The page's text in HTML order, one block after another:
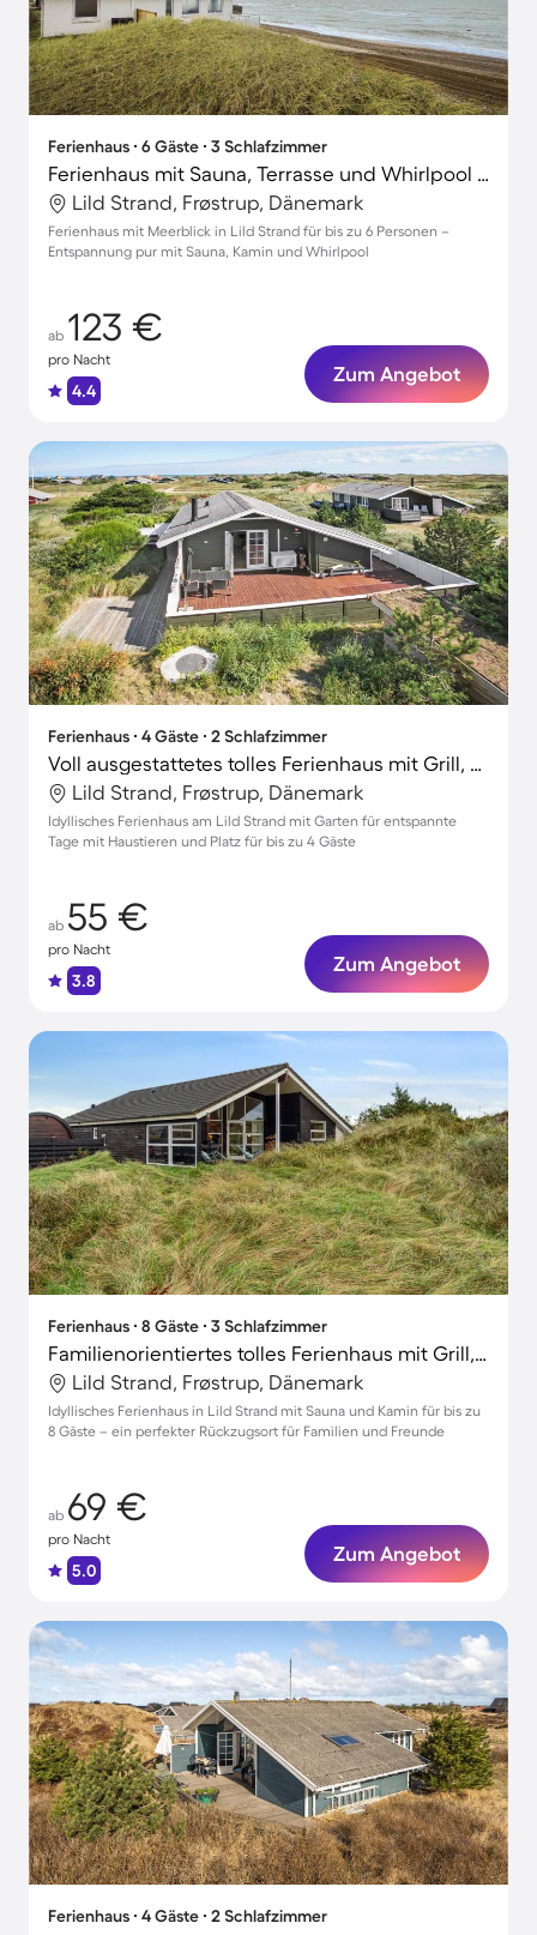
Ferienhaus ∙ 6 Gäste ∙ 3 Schlafzimmer
Ferienhaus mit Sauna, Terrasse und Whirlpool | Meerblick | Neben dem Strand
Lild Strand, Frøstrup, Dänemark
Ferienhaus mit Meerblick in Lild Strand für bis zu 6 Personen –
Entspannung pur mit Sauna, Kamin und Whirlpool
ab 123 €
pro Nacht
4.4
Zum Angebot
Ferienhaus ∙ 4 Gäste ∙ 2 Schlafzimmer
Voll ausgestattetes tolles Ferienhaus mit Grill, Garten und Terrasse | Haustiere sind willkommen
Lild Strand, Frøstrup, Dänemark
Idyllisches Ferienhaus am Lild Strand mit Garten für entspannte
Tage mit Haustieren und Platz für bis zu 4 Gäste
ab 55 €
pro Nacht
3.8
Zum Angebot
Ferienhaus ∙ 8 Gäste ∙ 3 Schlafzimmer
Familienorientiertes tolles Ferienhaus mit Grill, Terrasse und Sauna | Strand in der Nähe | Haustiere sind willkommen
Lild Strand, Frøstrup, Dänemark
Idyllisches Ferienhaus in Lild Strand mit Sauna und Kamin für bis zu
8 Gäste – ein perfekter Rückzugsort für Familien und Freunde
ab 69 €
pro Nacht
5.0
Zum Angebot
Ferienhaus ∙ 4 Gäste ∙ 2 Schlafzimmer